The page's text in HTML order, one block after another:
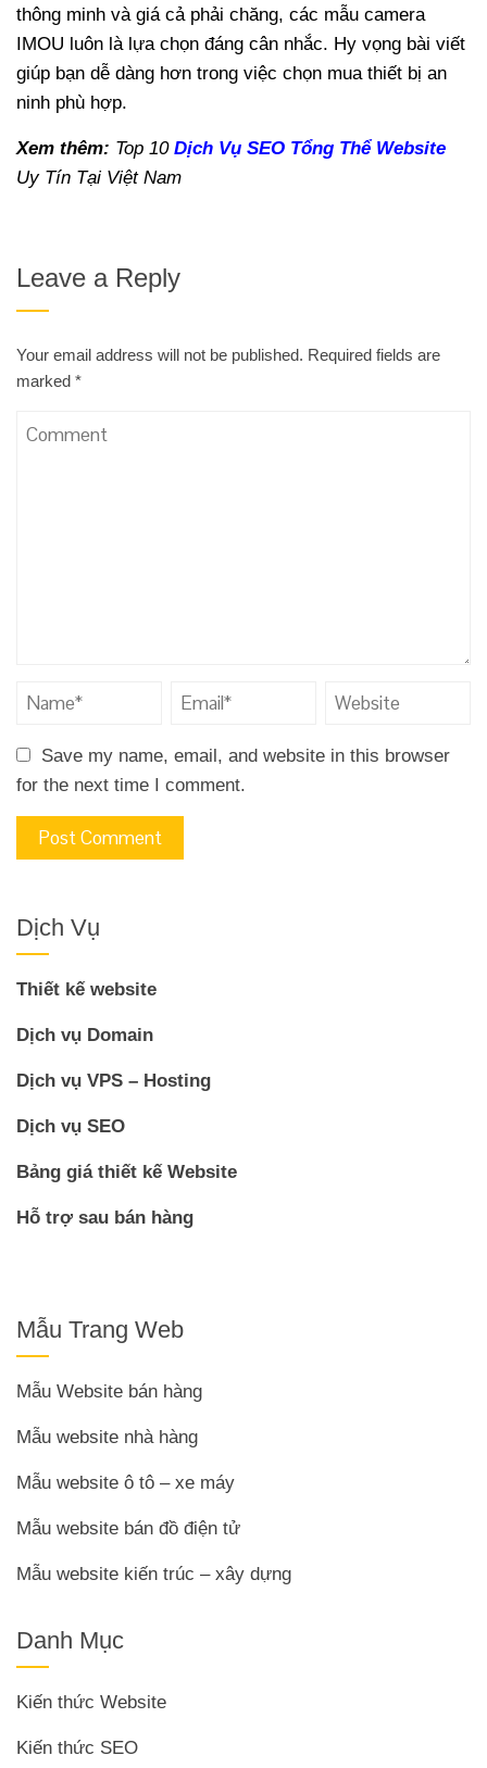
thông minh và giá cả phải chăng, các mẫu camera
IMOU luôn là lựa chọn đáng cân nhắc. Hy vọng bài viết
giúp bạn dễ dàng hơn trong việc chọn mua thiết bị an
ninh phù hợp.
Xem thêm: Top 10 Dịch Vụ SEO Tổng Thể Website
Uy Tín Tại Việt Nam
Leave a Reply
Your email address will not be published. Required fields are
marked *
Save my name, email, and website in this browser
for the next time I comment.
Dịch Vụ
Thiết kế website
Dịch vụ Domain
Dịch vụ VPS – Hosting
Dịch vụ SEO
Bảng giá thiết kế Website
Hỗ trợ sau bán hàng
Mẫu Trang Web
Mẫu Website bán hàng
Mẫu website nhà hàng
Mẫu website ô tô – xe máy
Mẫu website bán đồ điện tử
Mẫu website kiến trúc – xây dựng
Danh Mục
Kiến thức Website
Kiến thức SEO